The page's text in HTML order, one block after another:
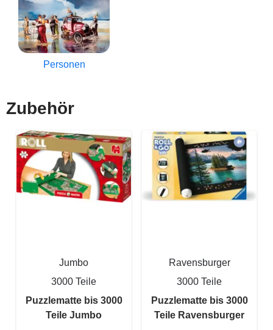
Personen
Zubehör
Jumbo
3000 Teile
Puzzlematte bis 3000
Teile Jumbo
Ravensburger
3000 Teile
Puzzlematte bis 3000
Teile Ravensburger